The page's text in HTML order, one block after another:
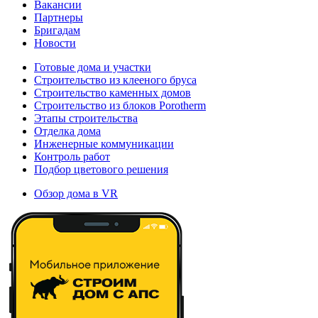
Вакансии
Партнеры
Бригадам
Новости
Готовые дома и участки
Строительство из клееного бруса
Строительство каменных домов
Строительство из блоков Porotherm
Этапы строительства
Отделка дома
Инженерные коммуникации
Контроль работ
Подбор цветового решения
Обзор дома в VR